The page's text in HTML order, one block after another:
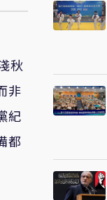
秋
非
紀
都